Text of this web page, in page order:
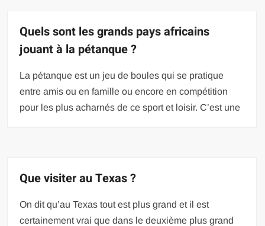
Quels sont les grands pays africains
jouant à la pétanque ?
La pétanque est un jeu de boules qui se pratique
entre amis ou en famille ou encore en compétition
pour les plus acharnés de ce sport et loisir. C’est une
Que visiter au Texas ?
On dit qu’au Texas tout est plus grand et il est
certainement vrai que dans le deuxième plus grand